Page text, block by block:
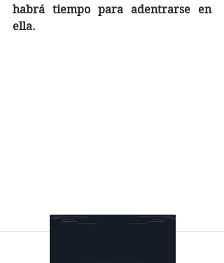
habrá tiempo para adentrarse en
ella.